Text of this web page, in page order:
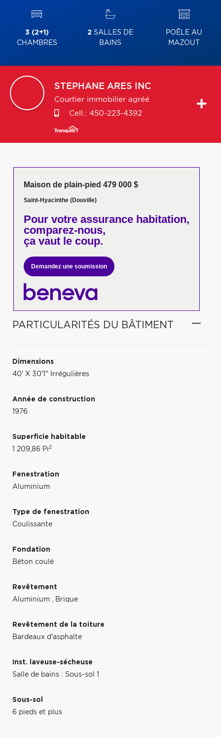
3 (2+1)
CHAMBRES
2 SALLES DE
BAINS
POÊLE AU
MAZOUT
STEPHANE ARES INC
Courtier immobilier agréé
Cell.: 450-223-4392
Maison de plain-pied 479 000 $
Saint-Hyacinthe (Douville)
Pour votreassurance habitation,
comparez-nous,
ça vaut le coup.
Demandez une soumission
PARTICULARITÉS DU BÂTIMENT
Dimensions
40' X 30'1" Irrégulières
Année de construction
1976
Superficie habitable
1 209,86 Pi2
Fenestration
Aluminium
Type de fenestration
Coulissante
Fondation
Béton coulé
Revêtement
Aluminium , Brique
Revêtement de la toiture
Bardeaux d'asphalte
Inst. laveuse-sécheuse
Salle de bains : Sous-sol 1
Sous-sol
6 pieds et plus